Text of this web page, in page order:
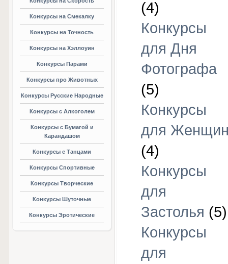
Конкурсы на Смекалку
Конкурсы на Точность
Конкурсы на Хэллоуин
Конкурсы Парами
Конкурсы про Животных
Конкурсы Русские Народные
Конкурсы с Алкоголем
Конкурсы с Бумагой и
Карандашом
Конкурсы с Танцами
Конкурсы Спортивные
Конкурсы Творческие
Конкурсы Шуточные
Конкурсы Эротические
(4)
Конкурсы
для Дня
Фотографа
(5)
Конкурсы
для
(4)
Конкурсы
для
Застолья (5)
Конкурсы
для